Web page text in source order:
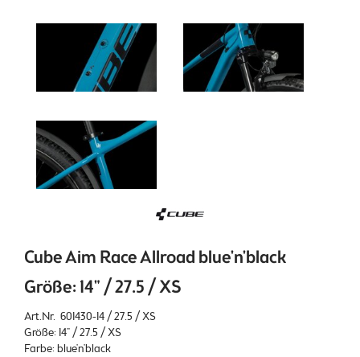
Cube Aim Race Allroad blue'n'black
Größe: 14" / 27.5 / XS
Art.Nr. 601430-14 / 27.5 / XS
Größe: 14" / 27.5 / XS
Farbe: blue'n'black